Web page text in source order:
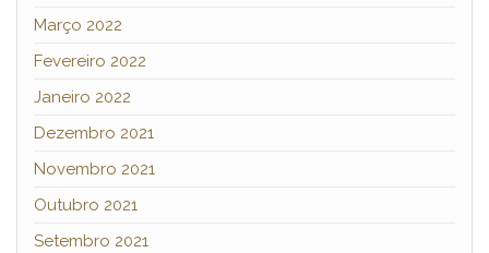
Março 2022
Fevereiro 2022
Janeiro 2022
Dezembro 2021
Novembro 2021
Outubro 2021
Setembro 2021